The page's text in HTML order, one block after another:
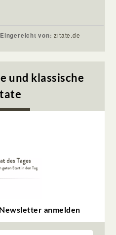
Eingereicht von:zitate.de